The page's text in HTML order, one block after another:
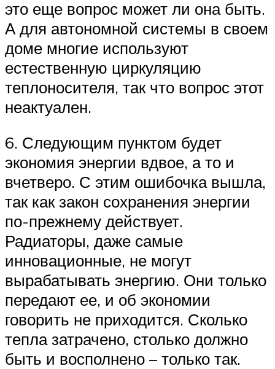
это еще вопрос может ли она быть.
А для автономной системы в своем
доме многие используют
естественную циркуляцию
теплоносителя, так что вопрос этот
неактуален.
6. Следующим пунктом будет
экономия энергии вдвое, а то и
вчетверо. С этим ошибочка вышла,
так как закон сохранения энергии
по-прежнему действует.
Радиаторы, даже самые
инновационные, не могут
вырабатывать энергию. Они только
передают ее, и об экономии
говорить не приходится. Сколько
тепла затрачено, столько должно
быть и восполнено – только так.